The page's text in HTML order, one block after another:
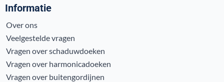
Informatie
Over ons
Veelgestelde vragen
Vragen over schaduwdoeken
Vragen over harmonicadoeken
Vragen over buitengordijnen